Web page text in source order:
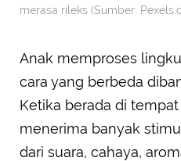
merasa rileks (Sumber:
Anak memproses
cara yang berbeda
Ketika berada di
menerima banyak
dari suara, cahaya,